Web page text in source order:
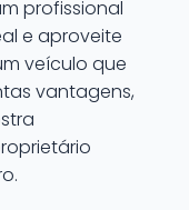
profissional
e aproveite
veículo que
vantagens,